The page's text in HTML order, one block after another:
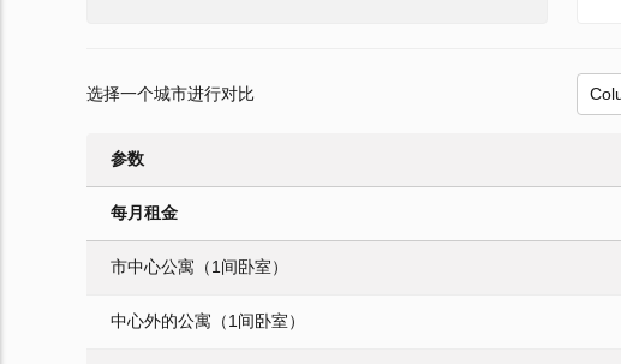
选择一个城市进行对比
参数
每月租金
市中心公寓（1间卧室）
中心外的公寓（1间卧室）